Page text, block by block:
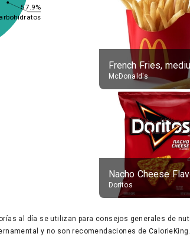
57.9%
French Fries,
McDonald's
Doritos
al día se utilizan para consejos generales de
y no son recomendaciones de CalorieKing.